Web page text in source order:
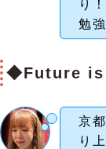
り
勉
◆Future
京
り